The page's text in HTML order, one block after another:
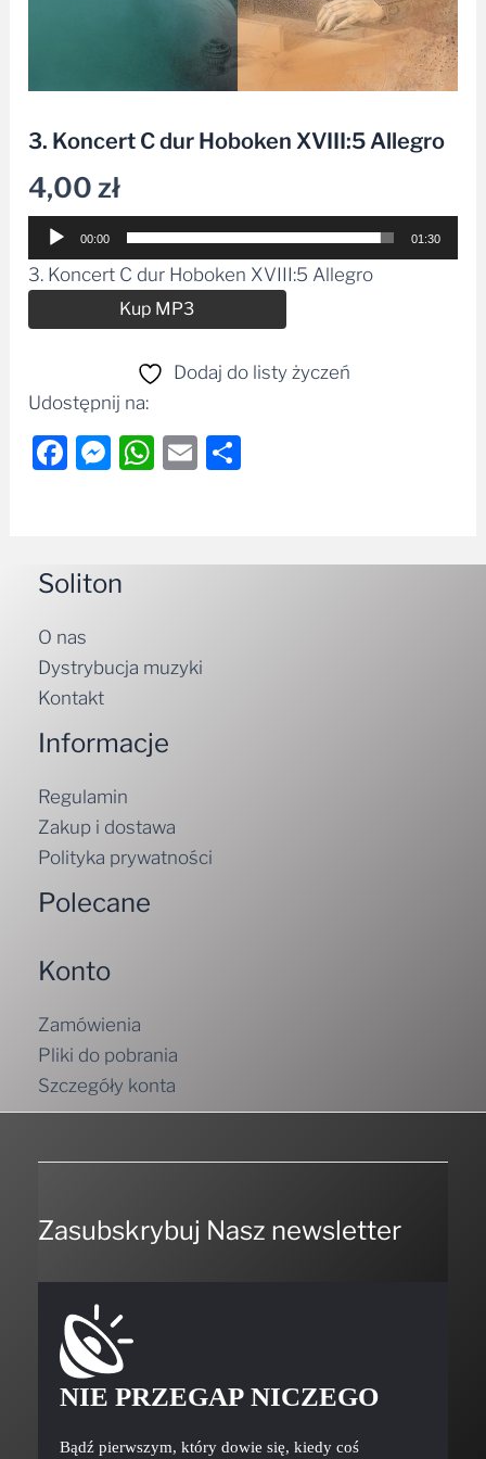
3. Koncert C dur Hoboken XVIII:5 Allegro
4,00zł
Odtwarzacz
plików
dźwiękowych
00:00 01:30
3. Koncert C dur Hoboken XVIII:5 Allegro
Kup MP3
Dodaj do listy życzeń
Udostępnij na:
Facebook
Messenger
WhatsApp
Email
Soliton
O nas
Dystrybucja muzyki
Kontakt
Informacje
Regulamin
Zakup i dostawa
Polityka prywatności
Polecane
Konto
Zamówienia
Pliki do pobrania
Szczegóły konta
Zasubskrybuj Nasz newsletter
NIE PRZEGAP NICZEGO
Bądź pierwszym, który dowie się, kiedy coś